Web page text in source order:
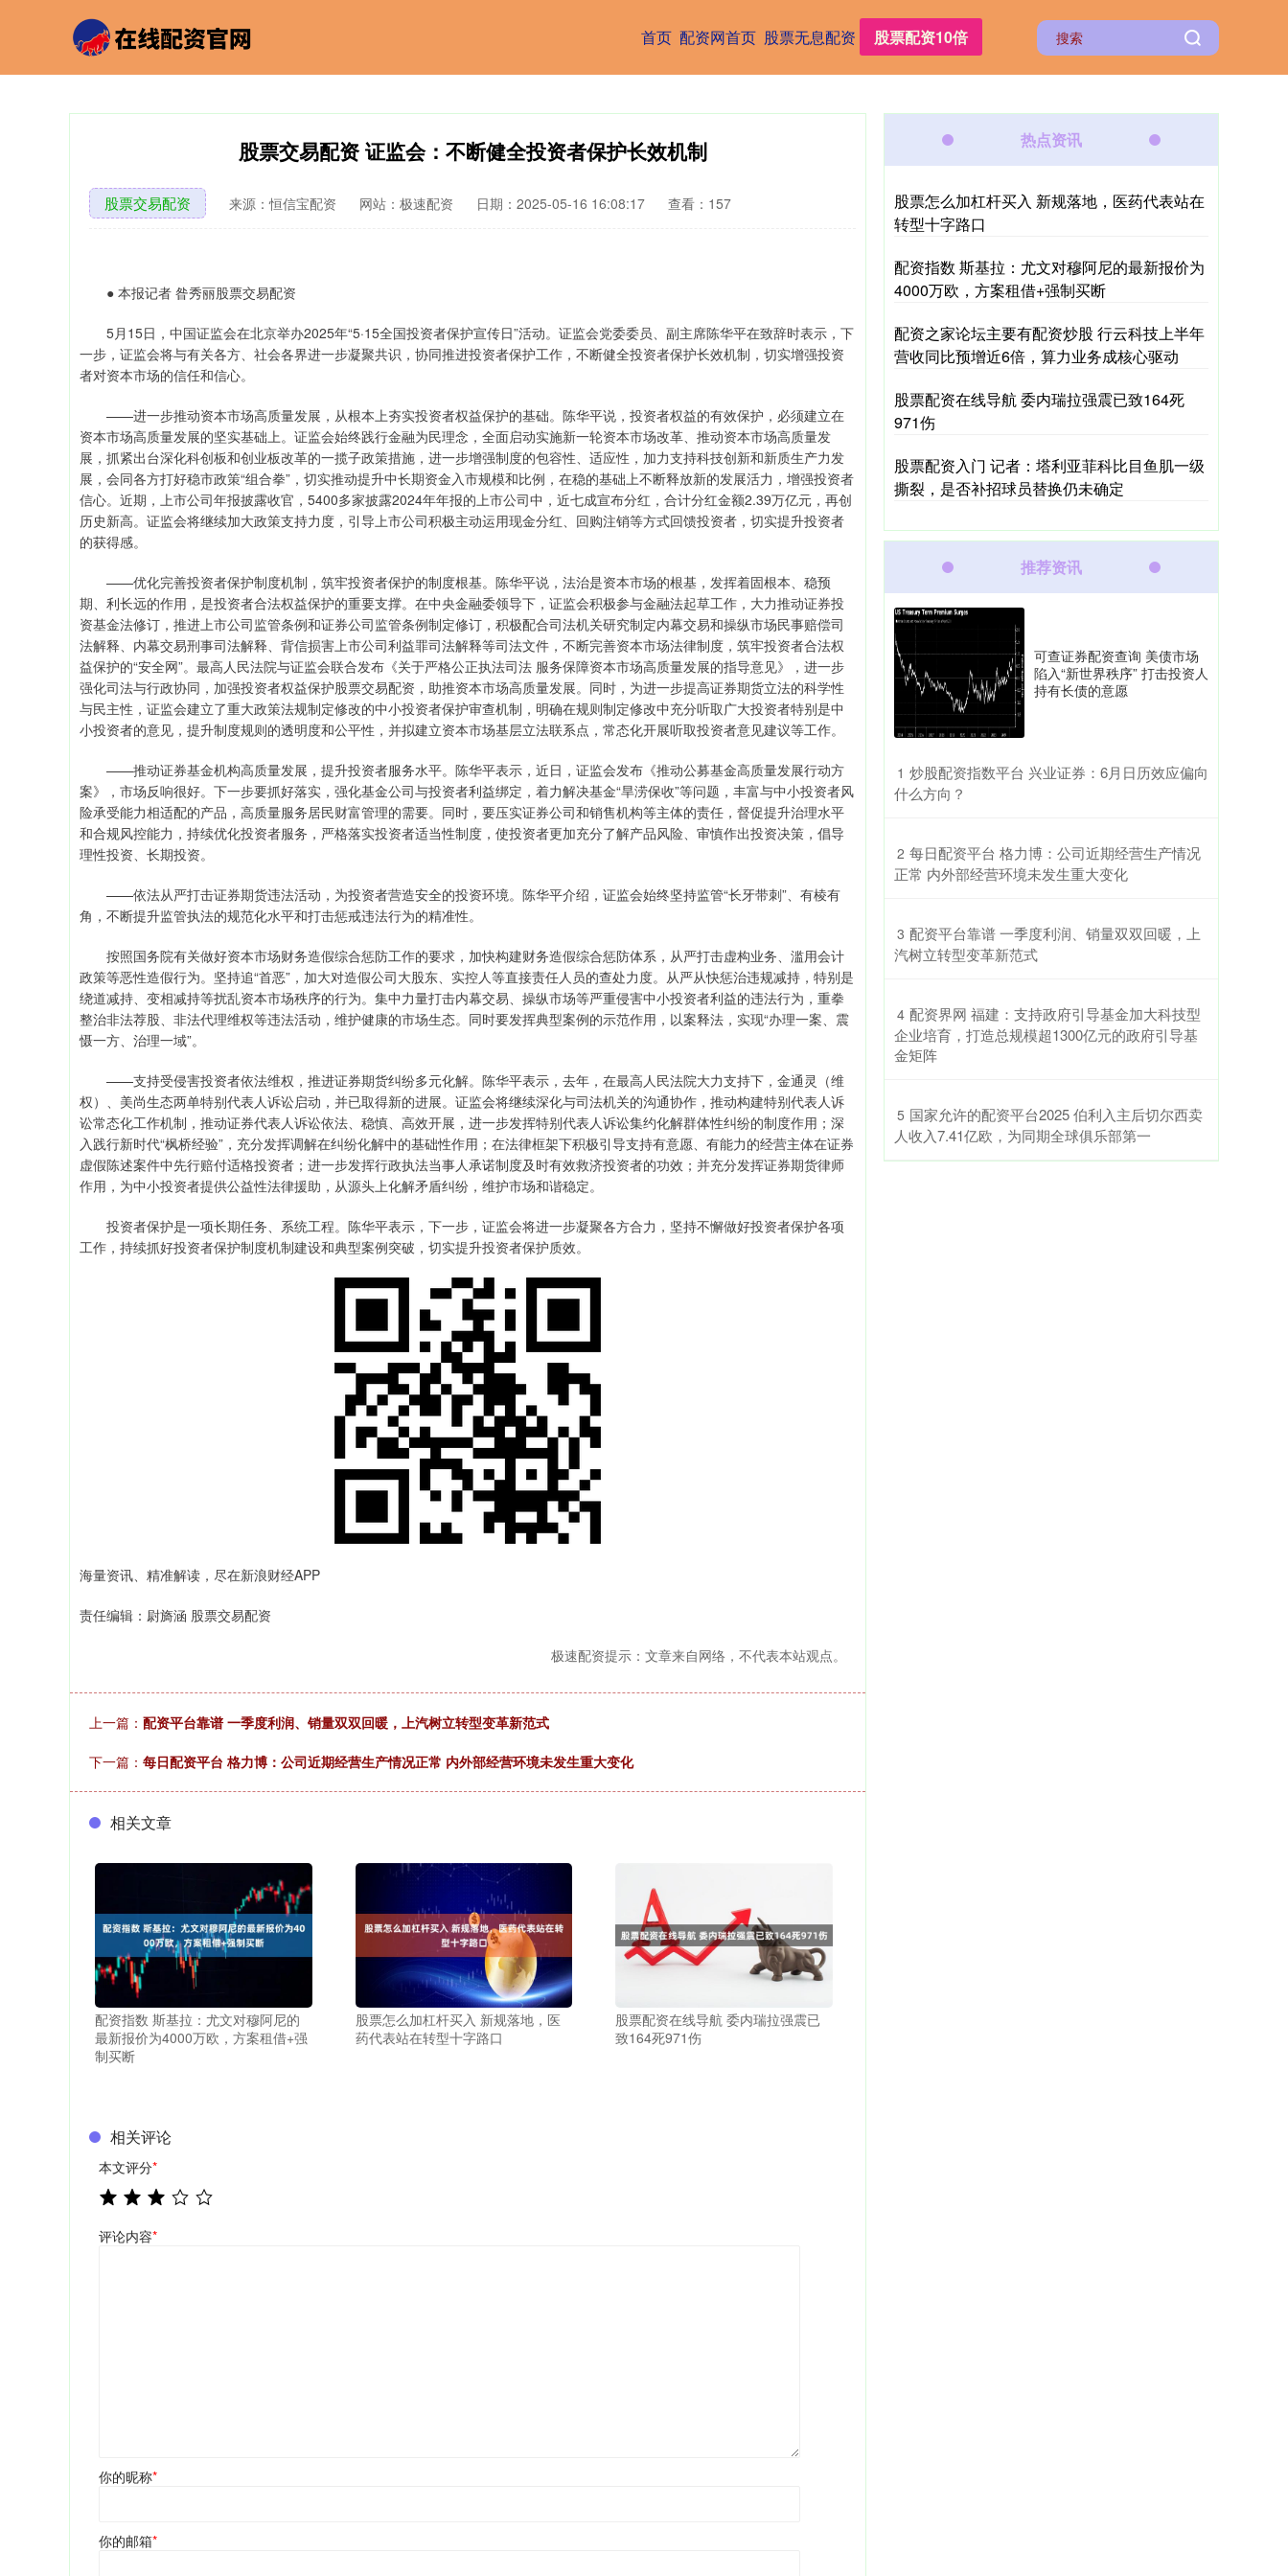
首页 配资网首页 股票无息配资 股票配资10倍
股票交易配资 证监会：不断健全投资者保护长效机制
股票交易配资 来源：恒信宝配资 网站：极速配资 日期：2025-05-16 16:08:17 查看：157
● 本报记者 昝秀丽股票交易配资
5月15日，中国证监会在北京举办2025年“5·15全国投资者保护宣传日”活动。证监会党委委员、副主席陈华平在致辞时表示，下
一步，证监会将与有关各方、社会各界进一步凝聚共识，协同推进投资者保护工作，不断健全投资者保护长效机制，切实增强投资
者对资本市场的信任和信心。
——进一步推动资本市场高质量发展，从根本上夯实投资者权益保护的基础。陈华平说，投资者权益的有效保护，必须建立在
资本市场高质量发展的坚实基础上。证监会始终践行金融为民理念，全面启动实施新一轮资本市场改革、推动资本市场高质量发
展，抓紧出台深化科创板和创业板改革的一揽子政策措施，进一步增强制度的包容性、适应性，加力支持科技创新和新质生产力发
展，会同各方打好稳市政策“组合拳”，切实推动提升中长期资金入市规模和比例，在稳的基础上不断释放新的发展活力，增强投资者
信心。近期，上市公司年报披露收官，5400多家披露2024年年报的上市公司中，近七成宣布分红，合计分红金额2.39万亿元，再创
历史新高。证监会将继续加大政策支持力度，引导上市公司积极主动运用现金分红、回购注销等方式回馈投资者，切实提升投资者
的获得感。
——优化完善投资者保护制度机制，筑牢投资者保护的制度根基。陈华平说，法治是资本市场的根基，发挥着固根本、稳预
期、利长远的作用，是投资者合法权益保护的重要支撑。在中央金融委领导下，证监会积极参与金融法起草工作，大力推动证券投
资基金法修订，推进上市公司监管条例和证券公司监管条例制定修订，积极配合司法机关研究制定内幕交易和操纵市场民事赔偿司
法解释、内幕交易刑事司法解释、背信损害上市公司利益罪司法解释等司法文件，不断完善资本市场法律制度，筑牢投资者合法权
益保护的“安全网”。最高人民法院与证监会联合发布《关于严格公正执法司法 服务保障资本市场高质量发展的指导意见》，进一步
强化司法与行政协同，加强投资者权益保护股票交易配资，助推资本市场高质量发展。同时，为进一步提高证券期货立法的科学性
与民主性，证监会建立了重大政策法规制定修改的中小投资者保护审查机制，明确在规则制定修改中充分听取广大投资者特别是中
小投资者的意见，提升制度规则的透明度和公平性，并拟建立资本市场基层立法联系点，常态化开展听取投资者意见建议等工作。
——推动证券基金机构高质量发展，提升投资者服务水平。陈华平表示，近日，证监会发布《推动公募基金高质量发展行动方
案》，市场反响很好。下一步要抓好落实，强化基金公司与投资者利益绑定，着力解决基金“旱涝保收”等问题，丰富与中小投资者风
险承受能力相适配的产品，高质量服务居民财富管理的需要。同时，要压实证券公司和销售机构等主体的责任，督促提升治理水平
和合规风控能力，持续优化投资者服务，严格落实投资者适当性制度，使投资者更加充分了解产品风险、审慎作出投资决策，倡导
理性投资、长期投资。
——依法从严打击证券期货违法活动，为投资者营造安全的投资环境。陈华平介绍，证监会始终坚持监管“长牙带刺”、有棱有
角，不断提升监管执法的规范化水平和打击惩戒违法行为的精准性。
按照国务院有关做好资本市场财务造假综合惩防工作的要求，加快构建财务造假综合惩防体系，从严打击虚构业务、滥用会计
政策等恶性造假行为。坚持追“首恶”，加大对造假公司大股东、实控人等直接责任人员的查处力度。从严从快惩治违规减持，特别是
绕道减持、变相减持等扰乱资本市场秩序的行为。集中力量打击内幕交易、操纵市场等严重侵害中小投资者利益的违法行为，重拳
整治非法荐股、非法代理维权等违法活动，维护健康的市场生态。同时要发挥典型案例的示范作用，以案释法，实现“办理一案、震
慑一方、治理一域”。
——支持受侵害投资者依法维权，推进证券期货纠纷多元化解。陈华平表示，去年，在最高人民法院大力支持下，金通灵（维
权）、美尚生态两单特别代表人诉讼启动，并已取得新的进展。证监会将继续深化与司法机关的沟通协作，推动构建特别代表人诉
讼常态化工作机制，推动证券代表人诉讼依法、稳慎、高效开展，进一步发挥特别代表人诉讼集约化解群体性纠纷的制度作用；深
入践行新时代“枫桥经验”，充分发挥调解在纠纷化解中的基础性作用；在法律框架下积极引导支持有意愿、有能力的经营主体在证券
虚假陈述案件中先行赔付适格投资者；进一步发挥行政执法当事人承诺制度及时有效救济投资者的功效；并充分发挥证券期货律师
作用，为中小投资者提供公益性法律援助，从源头上化解矛盾纠纷，维护市场和谐稳定。
投资者保护是一项长期任务、系统工程。陈华平表示，下一步，证监会将进一步凝聚各方合力，坚持不懈做好投资者保护各项
工作，持续抓好投资者保护制度机制建设和典型案例突破，切实提升投资者保护质效。
海量资讯、精准解读，尽在新浪财经APP
责任编辑：尉旖涵 股票交易配资
极速配资提示：文章来自网络，不代表本站观点。
上一篇： 配资平台靠谱 一季度利润、销量双双回暖，上汽树立转型变革新范式
下一篇： 每日配资平台 格力博：公司近期经营生产情况正常 内外部经营环境未发生重大变化
相关文章
配资指数 斯基拉：尤文对穆阿尼的
最新报价为4000万欧，方案租借+强
制买断
股票怎么加杠杆买入 新规落地，医
药代表站在转型十字路口
股票配资在线导航 委内瑞拉强震已
致164死971伤
相关评论
本文评分*
评论内容*
你的昵称*
你的邮箱*
热点资讯
股票怎么加杠杆买入 新规落地，医药代表站在
转型十字路口
配资指数 斯基拉：尤文对穆阿尼的最新报价为
4000万欧，方案租借+强制买断
配资之家论坛主要有配资炒股 行云科技上半年
营收同比预增近6倍，算力业务成核心驱动
股票配资在线导航 委内瑞拉强震已致164死
971伤
股票配资入门 记者：塔利亚菲科比目鱼肌一级
撕裂，是否补招球员替换仍未确定
推荐资讯
可查证券配资查询 美债市场
陷入“新世界秩序” 打击投资人
持有长债的意愿
1 ​炒股配资指数平台 兴业证券：6月日历效应偏向
什么方向？
2 ​每日配资平台 格力博：公司近期经营生产情况
正常 内外部经营环境未发生重大变化
3 ​配资平台靠谱 一季度利润、销量双双回暖，上
汽树立转型变革新范式
4 ​配资界网 福建：支持政府引导基金加大科技型
企业培育，打造总规模超1300亿元的政府引导基
金矩阵
5 ​国家允许的配资平台2025 伯利入主后切尔西卖
人收入7.41亿欧，为同期全球俱乐部第一